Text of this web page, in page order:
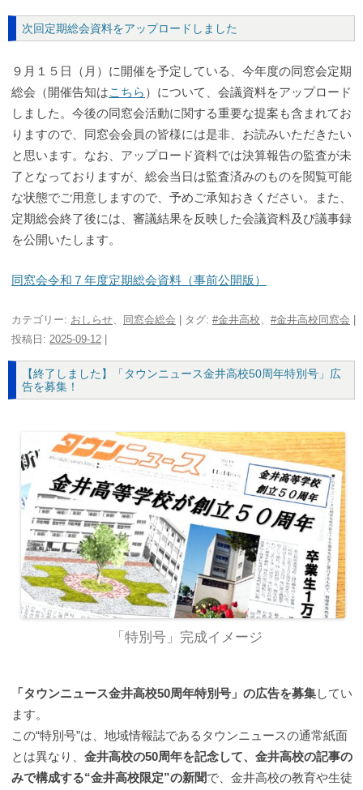
次回定期総会資料をアップロードしました
９月１５日（月）に開催を予定している、今年度の同窓会定期
総会（開催告知はこちら ）について、会議資料をアップロード
しました。今後の同窓会活動に関する重要な提案も含まれてお
りますので、同窓会会員の皆様には是非、お読みいただきたい
と思います。なお、アップロード資料では決算報告の監査が未
了となっておりますが、総会当日は監査済みのものを閲覧可能
な状態でご用意しますので、予めご承知おきください。また、
定期総会終了後には、審議結果を反映した会議資料及び議事録
を公開いたします。
同窓会令和７年度定期総会資料（事前公開版）
カテゴリー: おしらせ 同窓会総会 | タグ: #金井高校 #金井高校同窓会 |
投稿日: 2025-09-12 |
【終了しました】「タウンニュース金井高校50周年特別号」広
告を募集！
「特別号」完成イメージ
「タウンニュース金井高校50周年特別号」の広告を募集してい
ます。
この“特別号”は、地域情報誌であるタウンニュースの通常紙面
とは異なり、 金井高校の50周年を記念して、金井高校の記事の
みで構成する“金井高校限定”の新聞で、金井高校の教育や生徒